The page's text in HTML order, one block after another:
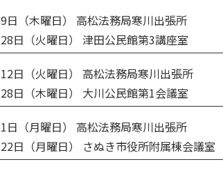
9日（木曜日） 高松法務局寒川出張所
28日（火曜日） 津田公民館第3講座室
12日（火曜日） 高松法務局寒川出張所
28日（木曜日） 大川公民館第1会議室
1日（月曜日） 高松法務局寒川出張所
22日（月曜日） さぬき市役所附属棟会議室